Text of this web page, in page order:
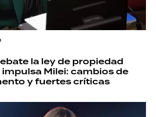
la ley de propiedad
Milei: cambios de
y fuertes críticas